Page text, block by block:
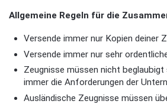
Allgemeine Regeln für die
Versende immer nur Kopien deiner
Versende immer nur sehr
Zeugnisse müssen nicht
immer die Anforderungen der
Ausländische Zeugnisse müssen